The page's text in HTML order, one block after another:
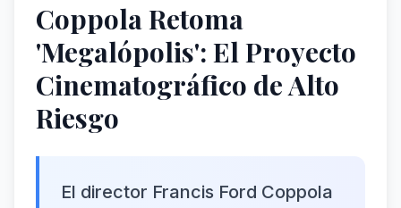
Coppola Retoma
'Megalópolis': El Proyecto
Cinematográfico de Alto
Riesgo
El director Francis Ford Coppola